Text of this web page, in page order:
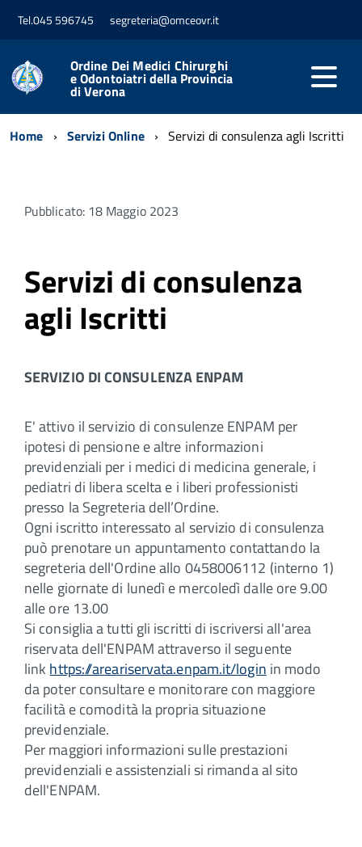
Tel.045 596745 segreteria@omceovr.it
Ordine Dei Medici Chirurghi
e Odontoiatri della Provincia
di Verona
Home Servizi Online Servizi di consulenza agli Iscritti
Pubblicato: 18 Maggio 2023
Servizi di consulenza
agli Iscritti
SERVIZIO DI CONSULENZA ENPAM
E' attivo il servizio di consulenze ENPAM per
ipotesi di pensione e altre informazioni
previdenziali per i medici di medicina generale, i
pediatri di libera scelta e i liberi professionisti
presso la Segreteria dell’Ordine.
Ogni iscritto interessato al servizio di consulenza
può prenotare un appuntamento contattando la
segreteria dell'Ordine allo 0458006112 (interno 1)
nelle giornate di lunedì e mercoledì dalle ore 9.00
alle ore 13.00
Si consiglia a tutti gli iscritti di iscriversi all'area
riservata dell'ENPAM attraverso il seguente
link https://areariservata.enpam.it/login in modo
da poter consultare e monitorare con maggiore
facilità e comodità la propria situazione
previdenziale.
Per maggiori informazioni sulle prestazioni
previdenziali e assistenziali si rimanda al sito
dell'ENPAM.